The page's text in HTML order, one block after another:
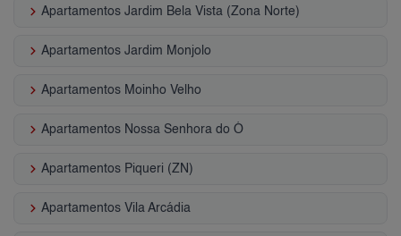
keyboard_arrow_right Apartamentos Jardim Bela Vista (Zona Norte)
keyboard_arrow_right Apartamentos Jardim Monjolo
keyboard_arrow_right Apartamentos Moinho Velho
keyboard_arrow_right Apartamentos Nossa Senhora do Ó
keyboard_arrow_right Apartamentos Piqueri (ZN)
keyboard_arrow_right Apartamentos Vila Arcádia